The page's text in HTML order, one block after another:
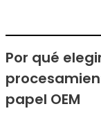
Por qué
papel OEM